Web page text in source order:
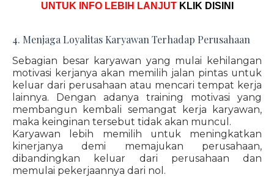
UNTUK INFO LEBIH LANJUT KLIK DISINI
4. Menjaga Loyalitas Karyawan Terhadap Perusahaan
Sebagian besar karyawan yang mulai kehilangan
motivasi kerjanya akan memilih jalan pintas untuk
keluar dari perusahaan atau mencari tempat kerja
lainnya. Dengan adanya training motivasi yang
membangun kembali semangat kerja karyawan,
maka keinginan tersebut tidak akan muncul.
Karyawan lebih memilih untuk meningkatkan
kinerjanya demi memajukan perusahaan,
dibandingkan keluar dari perusahaan dan
memulai pekerjaannya dari nol.